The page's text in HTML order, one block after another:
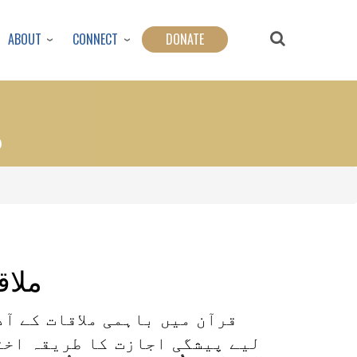
ABOUT CONNECT DONATE
قرآن میں باہمی ملاقات کے
لیے پیشگی اجازت کا طریقہ